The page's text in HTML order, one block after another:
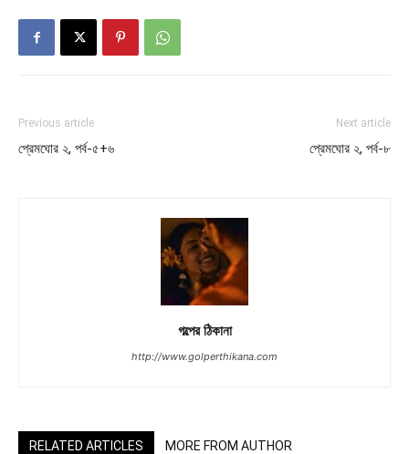
Previous article
প্রেমঘোর ২, পর্ব-৫+৬
Next article
প্রেমঘোর ২, পর্ব-৮
গল্পের ঠিকানা
http://www.golperthikana.com
RELATED ARTICLES MORE FROM AUTHOR